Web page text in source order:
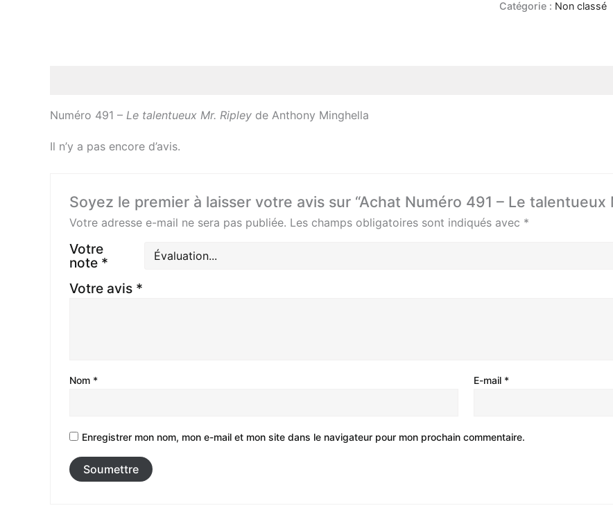
Catégorie : Non classé
Numéro 491 – Le talentueux Mr. Ripley de Anthony Minghella
Il n’y a pas encore d’avis.
Soyez le premier à laisser votre avis sur “Achat Numéro 491 – Le
Votre adresse e-mail ne sera pas publiée. Les champs obligatoires sont indiqués avec *
Votre
note *
Votre avis *
Nom * E-mail *
Enregistrer mon nom, mon e-mail et mon site dans le navigateur pour mon prochain commentaire.